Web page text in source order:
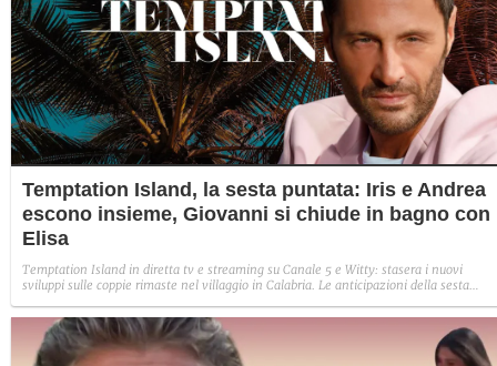
Temptation Island, la sesta puntata: Iris e Andrea
escono insieme, Giovanni si chiude in bagno con
Elisa
Temptation Island in diretta tv e streaming su Canale 5 e Witty: stasera i nuovi
sviluppi sulle coppie rimaste nel villaggio in Calabria. Le anticipazioni della sesta
Sabrina rifiuta il falò con Giovanni e si avvicina a Lory.